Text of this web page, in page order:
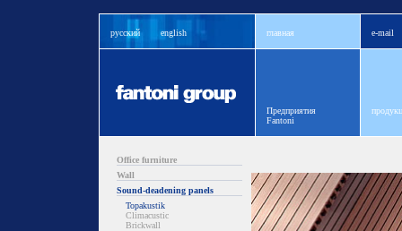
русский english главная e-mail
Предприятия
Fantoni
Office furniture
Wall
Sound-deadening panels
Topakustik
Climacustic
Brickwall